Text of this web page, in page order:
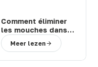
Comment éliminer
les mouches dans
une étable ou une
ferme : 3 solutions
Meer lezen